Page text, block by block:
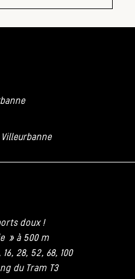
doux !
» à 500 m
28, 52, 68, 100
du Tram T3